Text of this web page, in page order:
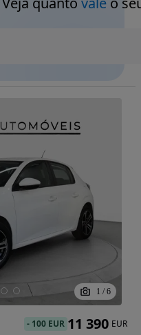
1 / 6
- 100 EUR 11 390 EUR